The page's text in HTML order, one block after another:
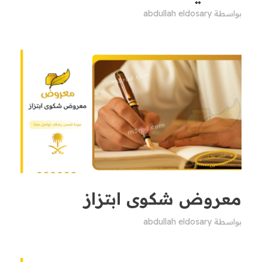
بواسطة abdullah eldosary
معروض شكوى ابتزاز
بواسطة abdullah eldosary